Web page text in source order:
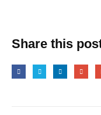
Share this